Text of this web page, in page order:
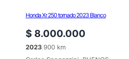
Honda Xr 250 tornado 2023 Blanco
$ 8.000.000
2023 900 km